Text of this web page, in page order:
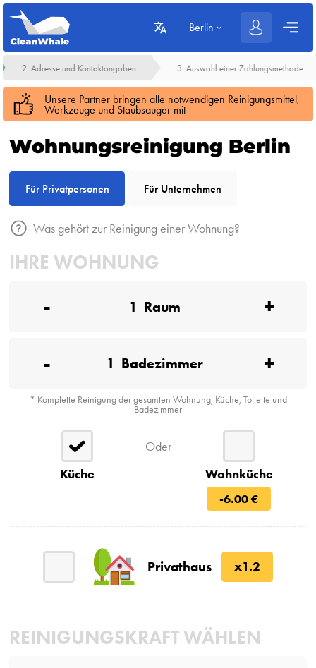
Berlin
2. Adresse und Kontaktangaben 3. Auswahl einer Zahlungsmethode
Unsere Partner bringen alle notwendigen Reinigungsmittel,
Werkzeuge und Staubsauger mit
Wohnungsreinigung Berlin
Für Privatpersonen Für Unternehmen
Was gehört zur Reinigung einer Wohnung?
IHRE WOHNUNG
- 1 Raum +
- 1 Badezimmer +
* Komplette Reinigung der gesamten Wohnung, Küche, Toilette und
Badezimmer
Küche
Oder
Wohnküche
-6.00 €
Privathaus x1.2
REINIGUNGSKRAFT WÄHLEN